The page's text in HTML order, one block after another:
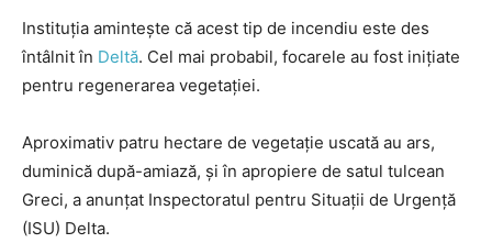
Instituţia aminteşte că acest tip de incendiu este des
întâlnit în Deltă. Cel mai probabil, focarele au fost iniţiate
pentru regenerarea vegetaţiei.
Aproximativ patru hectare de vegetaţie uscată au ars,
duminică după-amiază, și în apropiere de satul tulcean
Greci, a anunţat Inspectoratul pentru Situaţii de Urgenţă
(ISU) Delta.